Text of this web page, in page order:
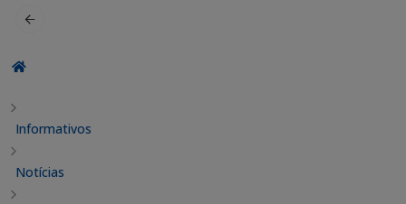
Informativos
Notícias